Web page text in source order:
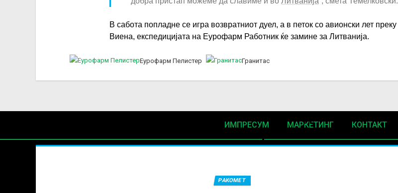
В сабота попладне се игра возвратниот дуел, а в петок со авионски лет преку
Виена, експедицијата на Еурофарм Работник ќе замине за Литванија.
Еурофарм Пелистер Гранитас
Најнови вести од
ЧЕЛИНЏ КУП
РАКОМЕТ
ИМПРЕСУМ МАРКЕТИНГ КОНТАКТ